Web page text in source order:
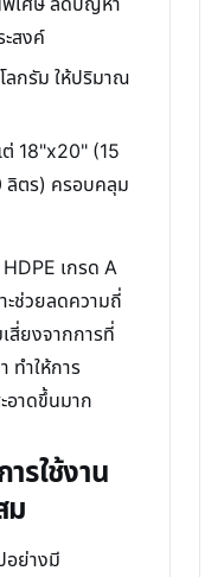
สงค์
ลกรัม ให้ปริมาณ
18"x20" (15
ตร) ครอบคลุม
เกรด A
ะช่วยลดความถี่
สี่ยงจากการที่
ทำให้การ
อาดขึ้นมาก
รใช้งาน
ม
อย่างมี